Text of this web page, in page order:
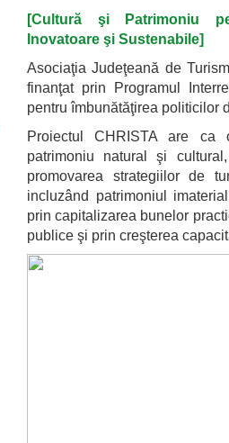
[Cultură şi Patrimoniu
Inovatoare şi Sustenabile]
Asociaţia Judeţeană de
finanţat prin Programul
pentru îmbunătăţirea politicilor
Proiectul CHRISTA are ca
patrimoniu natural şi
promovarea strategiilor de
incluzând patrimoniul
prin capitalizarea bunelor
publice şi prin creşterea